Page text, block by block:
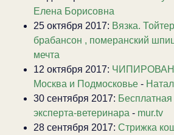
Елена Борисовна
25 октября 2017: Вязка.
брабансон , померанский
мечта
12 октября 2017:
Москва и Подмосковье -
30 сентября 2017: Бесплатная
эксперта-ветеринара - mur.tv
28 сентября 2017: Стрижка